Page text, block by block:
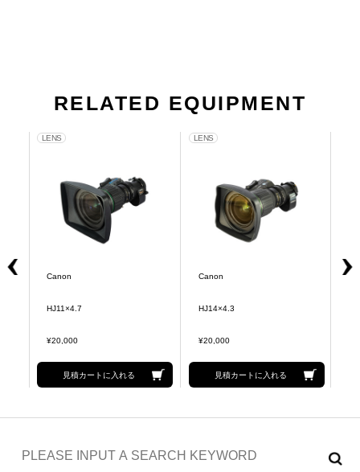
RELATED EQUIPMENT
LENS
Canon
HJ11×4.7
¥20,000
見積カートに入れる
LENS
Canon
HJ14×4.3
¥20,000
見積カートに入れる